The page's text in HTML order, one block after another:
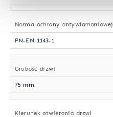
Norma ochrony antywłamaniowej
PN-EN 1143-1
Grubość drzwi
75 mm
Kierunek otwierania drzwi